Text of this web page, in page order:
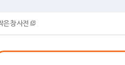
은 창 사전